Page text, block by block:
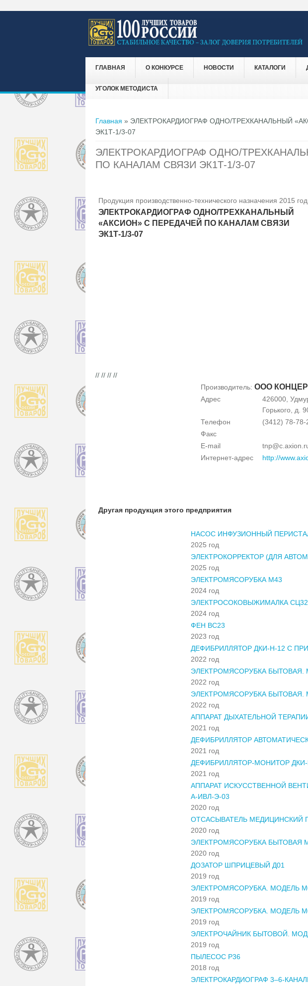
ГЛАВНАЯ О КОНКУРСЕ НОВОСТИ КАТАЛОГИ
УГОЛОК МЕТОДИСТА
Вы здесь
Главная » ЭЛЕКТРОКАРДИОГРАФ ОДНО/ТРЕХКАНАЛЬНЫЙ
ЭК1Т-1/3-07
ЭЛЕКТРОКАРДИОГРАФ ОДНО/
ПО КАНАЛАМ СВЯЗИ ЭК1Т-1/3-07
Продукция производственно-технического назначения 2015 год
ЭЛЕКТРОКАРДИОГРАФ ОДНО/ТРЕХКАНАЛЬНЫЙ
«АКСИОН» С ПЕРЕДАЧЕЙ ПО КАНАЛАМ СВЯЗИ
ЭК1Т-1/3-07
// // // //
Производитель: ООО
Адрес
426000,
Горького, д.
Телефон
(3412) 78-
Факс
E-mail
Интернет-адрес
http://
Другая продукция этого предприятия
НАСОС ИНФУЗИОННЫЙ
2025 год
ЭЛЕКТРОКОРРЕКТОР (ДЛЯ
2025 год
ЭЛЕКТРОМЯСОРУБКА М43
2024 год
ЭЛЕКТРОСОКОВЫЖИМАЛКА СЦ32
2024 год
ФЕН ВС23
2023 год
ДЕФИБРИЛЛЯТОР ДКИ-Н-12 С
2022 год
ЭЛЕКТРОМЯСОРУБКА БЫТОВАЯ.
2022 год
ЭЛЕКТРОМЯСОРУБКА БЫТОВАЯ.
2022 год
АППАРАТ ДЫХАТЕЛЬНОЙ
2021 год
ДЕФИБРИЛЛЯТОР
2021 год
ДЕФИБРИЛЛЯТОР-МОНИТОР ДКИ-
2021 год
АППАРАТ ИСКУССТВЕННОЙ
А-ИВЛ-Э-03
2020 год
ОТСАСЫВАТЕЛЬ МЕДИЦИНСКИЙ
2020 год
ЭЛЕКТРОМЯСОРУБКА БЫТОВАЯ
2020 год
ДОЗАТОР ШПРИЦЕВЫЙ Д01
2019 год
ЭЛЕКТРОМЯСОРУБКА. МОДЕЛЬ
2019 год
ЭЛЕКТРОМЯСОРУБКА. МОДЕЛЬ
2019 год
ЭЛЕКТРОЧАЙНИК БЫТОВОЙ.
2019 год
ПЫЛЕСОС Р36
2018 год
ЭЛЕКТРОКАРДИОГРАФ 3–6-